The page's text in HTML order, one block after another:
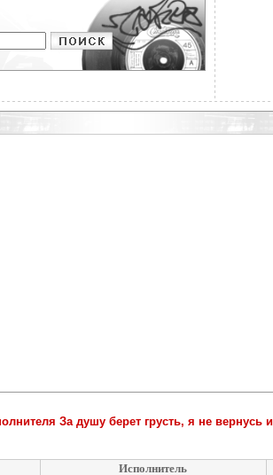
За душу берет грусть, я не вернусь
Исполнитель